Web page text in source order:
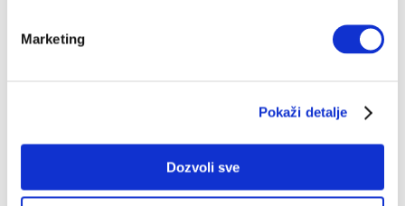
Marketing
Pokaži detalje
Dozvoli sve